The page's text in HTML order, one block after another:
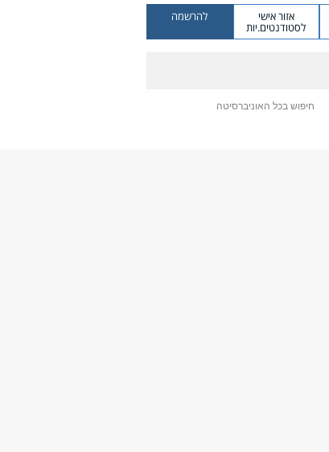
אזור אישי
לסטודנטים.יות
להרשמה
חיפוש בכל האוניברסיטה